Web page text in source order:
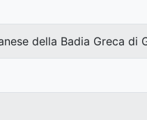
della Badia Greca di